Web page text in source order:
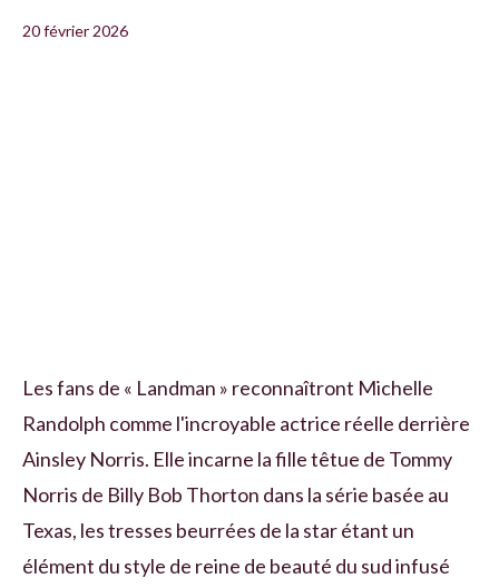
20 février 2026
Les fans de « Landman » reconnaîtront Michelle
Randolph comme l'incroyable actrice réelle derrière
Ainsley Norris. Elle incarne la fille têtue de Tommy
Norris de Billy Bob Thorton dans la série basée au
Texas, les tresses beurrées de la star étant un
élément du style de reine de beauté du sud infusé